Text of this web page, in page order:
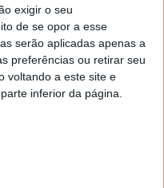
exigir o seu
de se opor a esse
serão aplicadas apenas a
preferências ou retirar seu
voltando a este site e
inferior da página.